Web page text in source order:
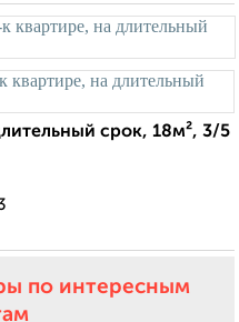
срок, 18м², 3/5
по интересным